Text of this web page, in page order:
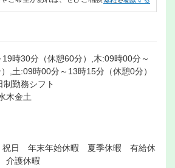
時30分（休憩60分）,木:09時00分～
,土:09時00分～13時15分（休憩0分）
勤務シフト
木金土
日 年末年始休暇 夏季休暇 有給休
護休暇